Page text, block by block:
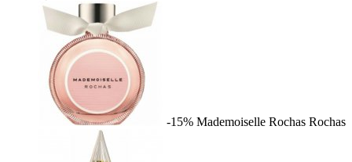
-15% Mademoiselle Rochas Rochas